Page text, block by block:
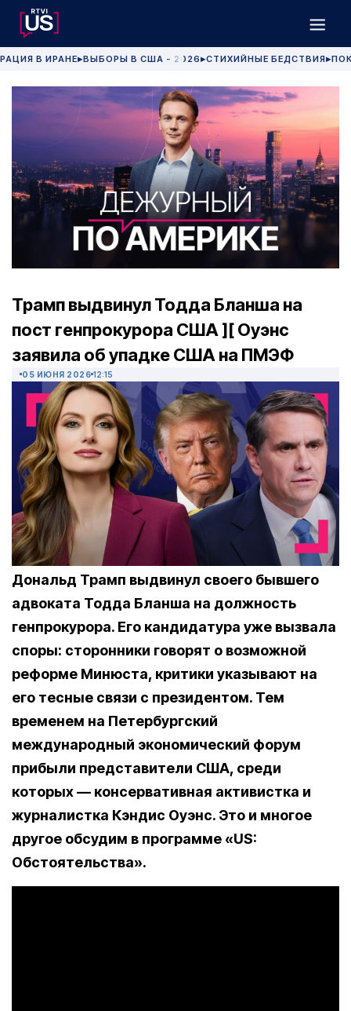
В ИРАНЕ▶ВЫБОРЫ В США - 2026 ▶СТИХИЙНЫЕ БЕДСТВИЯ▶
Трамп выдвинул Тодда Бланша на
пост генпрокурора США ][ Оуэнс
заявила об упадке США на ПМЭФ
05 ИЮНЯ 2026 12:15
Дональд Трамп выдвинул своего бывшего
адвоката Тодда Бланша на должность
генпрокурора. Его кандидатура уже вызвала
споры: сторонники говорят о возможной
реформе Минюста, критики указывают на
его тесные связи с президентом. Тем
временем на Петербургский
международный экономический форум
прибыли представители США, среди
которых — консервативная активистка и
журналистка Кэндис Оуэнс. Это и многое
другое обсудим в программе «US:
Обстоятельства».